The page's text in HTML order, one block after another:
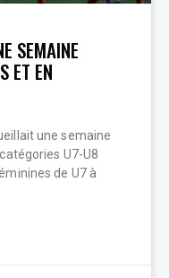
SEMAINE
ET EN
une semaine
U7-U8
de U7 à